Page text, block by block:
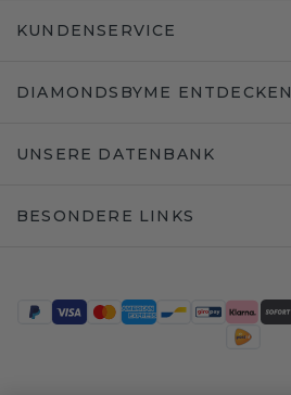
KUNDENSERVICE
DIAMONDSBYME ENTDECKEN
UNSERE DATENBANK
BESONDERE LINKS